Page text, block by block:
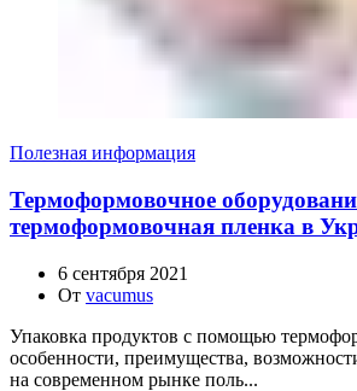
Полезная информация
Термоформовочное
термоформовочная пленка в
6 сентября 2021
От vacumus
Упаковка продуктов с помощью
особенности, преимущества,
на современном рынке поль...